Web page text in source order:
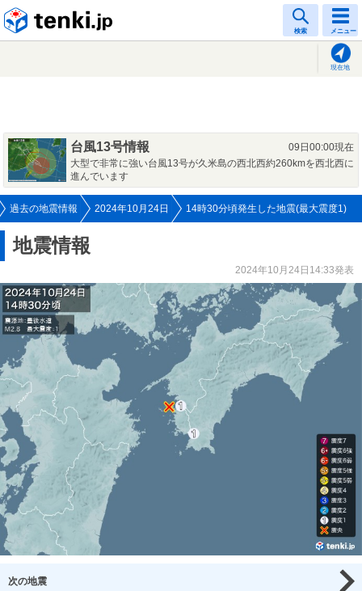
検索 メニュー
現在地
台風13号情報
09日00:00現在
大型で非常に強い台風13号が久米島の西北西約260kmを西北西に
進んでいます
過去の地震情報 2024年10月24日 14時30分頃発生した地震(最大震度1)
地震情報
2024年10月24日14:33発表
次の地震